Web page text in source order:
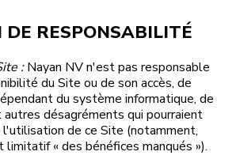
RESPONSABILITÉ
:Nayan NV n'est pas responsable
du Site ou de son accès, de
du système informatique, de
désagréments qui pourraient
l'utilisation de ce Site (notamment,
limitatif « des bénéfices manqués »).